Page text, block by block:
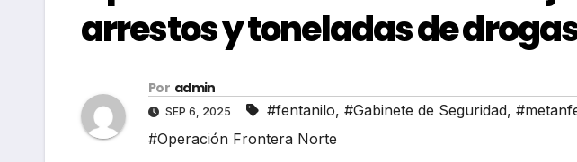
arrestos y toneladas de
Por admin
SEP 6, 2025 #fentanilo, #Gabinete de Seguridad,
#Operación Frontera Norte